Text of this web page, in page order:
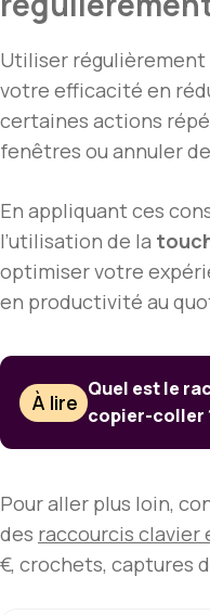
Utiliser
votre efficacité en
certaines actions
fenêtres ou annuler
En appliquant ces
l’utilisation de la
optimiser votre
en productivité au
À lire
Quel est le
copier-coller
Pour aller plus loin,
des raccourcis clavier
€, crochets, captures